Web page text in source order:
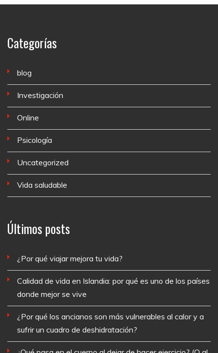
Categorías
blog
Investigación
Online
Psicología
Uncategorized
Vida saludable
Últimos posts
¿Por qué viajar mejora tu vida?
Calidad de vida en Islandia: por qué es uno de los países
donde mejor se vive
¿Por qué los ancianos son más vulnerables al calor y a
sufrir un cuadro de deshidratación?